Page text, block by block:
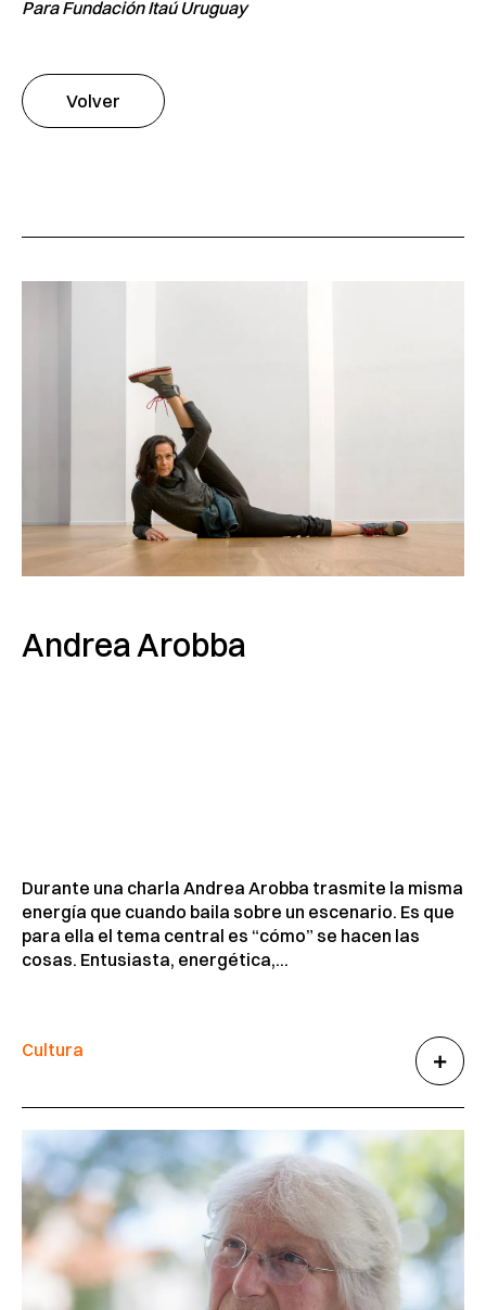
Para Fundación Itaú Uruguay
Volver
Andrea Arobba
Durante una charla Andrea Arobba trasmite la misma
energía que cuando baila sobre un escenario. Es que
para ella el tema central es “cómo” se hacen las
cosas. Entusiasta, energética,...
Cultura